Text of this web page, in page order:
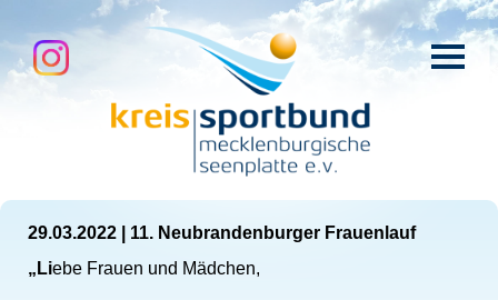
29.03.2022
11. Neubrandenburger Frauenlauf
„Liebe Frauen und Mädchen,